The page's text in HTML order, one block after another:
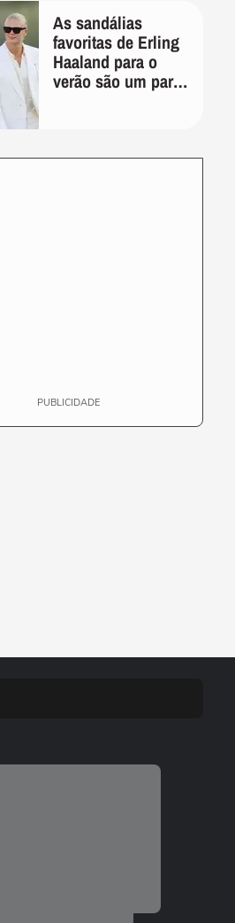
As sandálias
favoritas de Erling
Haaland para o
verão são um par
banho quanto em
PUBLICIDADE